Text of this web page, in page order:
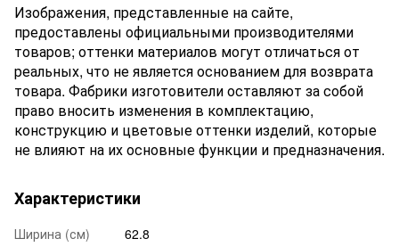
Изображения, представленные на сайте,
предоставлены официальными производителями
товаров; оттенки материалов могут отличаться от
реальных, что не является основанием для возврата
товара. Фабрики изготовители оставляют за собой
право вносить изменения в комплектацию,
конструкцию и цветовые оттенки изделий, которые
не влияют на их основные функции и предназначения.
Характеристики
Ширина (см)
62.8